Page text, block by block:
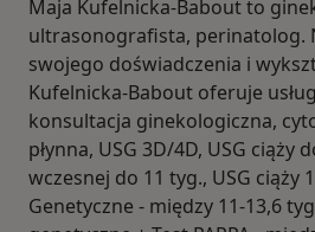
Maja Kufelnicka-Babout to
ultrasonografista, perinatolog.
swojego doświadczenia i
Kufelnicka-Babout oferuje
konsultacja ginekologiczna,
płynna, USG 3D/4D, USG ciąży
wczesnej do 11 tyg., USG ciąży
Genetyczne - między 11-13,6